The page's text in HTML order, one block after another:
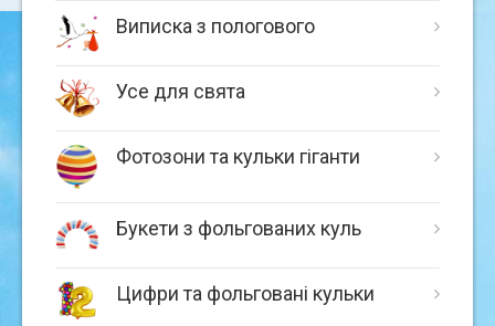
Виписка з пологового
Усе для свята
Фотозони та кульки гіганти
Букети з фольгованих куль
Цифри та фольговані кульки